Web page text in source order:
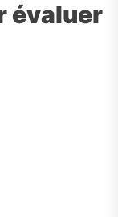
évaluer